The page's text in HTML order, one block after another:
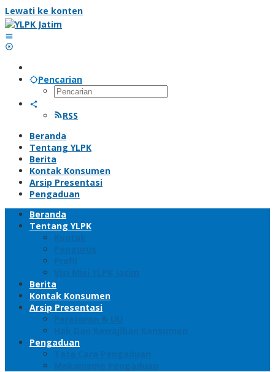
Lewati ke konten
Pencarian
RSS
Beranda
Tentang YLPK
Berita
Kontak Konsumen
Arsip Presentasi
Pengaduan
Beranda
Tentang YLPK
Kontak
Pengurus
Profil
Visi Misi YLPK Jatim
Berita
Kontak Konsumen
Arsip Presentasi
Peraturan & UU
Hak Dan Kewajiban Konsumen
Pengaduan
Tata Cara Pengaduan
Mekanisme Pengaduan